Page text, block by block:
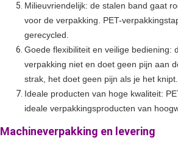
Milieuvriendelijk: de stalen band gaat
voor de verpakking. PET-
gerecycled.
Goede flexibiliteit en veilige bediening:
verpakking niet en doet geen pijn aan
strak, het doet geen pijn als je het knipt.
Ideale producten van hoge kwaliteit:
ideale verpakkingsproducten van
Machineverpakking en levering